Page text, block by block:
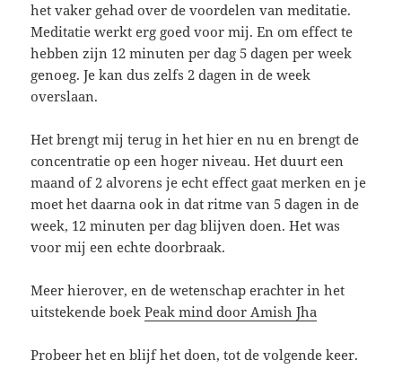
het vaker gehad over de voordelen van meditatie.
Meditatie werkt erg goed voor mij. En om effect te
hebben zijn 12 minuten per dag 5 dagen per week
genoeg. Je kan dus zelfs 2 dagen in de week
overslaan.
Het brengt mij terug in het hier en nu en brengt de
concentratie op een hoger niveau. Het duurt een
maand of 2 alvorens je echt effect gaat merken en je
moet het daarna ook in dat ritme van 5 dagen in de
week, 12 minuten per dag blijven doen. Het was
voor mij een echte doorbraak.
Meer hierover, en de wetenschap erachter in het
uitstekende boekPeak mind door Amish Jha
Probeer het en blijf het doen, tot de volgende keer.